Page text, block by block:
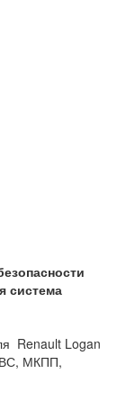
система
Renault Logan
МКПП,